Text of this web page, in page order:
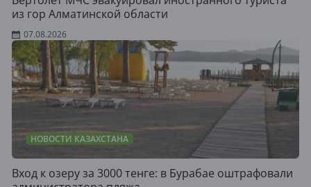
из гор Алматинской области
07.08.2026
НОВОСТИ КАЗАХСТАНА
Вход к озеру за 3000 тенге: в Бурабае оштрафовали